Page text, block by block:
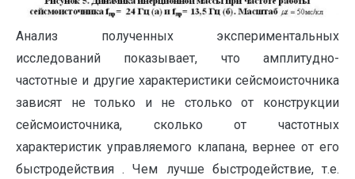
Анализ полученных экспериментальных
исследований показывает, что амплитудно-
частотные и другие характеристики сейсмоисточника
зависят не только и не столько от конструкции
сейсмоисточника, сколько от частотных
характеристик управляемого клапана, вернее от его
быстродействия . Чем лучше быстродействие, т.е.